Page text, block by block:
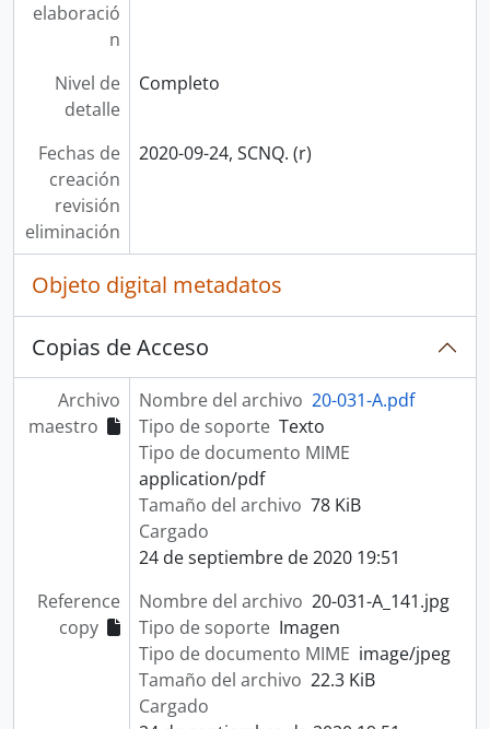
elaboració
n
Nivel de
detalle
Completo
Fechas de
creación
revisión
eliminación
2020-09-24, SCNQ. (r)
Objeto digital metadatos
Copias de Acceso
Archivo
maestro
Nombre del archivo 20-031-A.pdf
Tipo de soporte Texto
Tipo de documento MIME
application/pdf
Tamaño del archivo 78 KiB
Cargado
24 de septiembre de 2020 19:51
Reference
copy
Nombre del archivo 20-031-A_141.jpg
Tipo de soporte Imagen
Tipo de documento MIME image/jpeg
Tamaño del archivo 22.3 KiB
Cargado